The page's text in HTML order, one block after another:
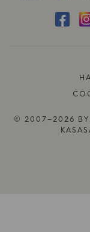
© 2007–2026